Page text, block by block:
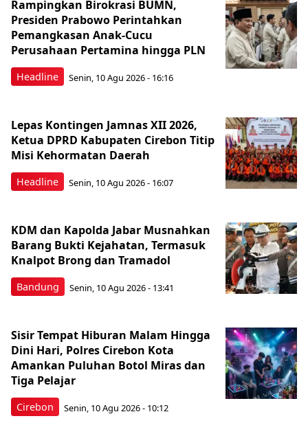
Headline
Rampingkan Birokrasi BUMN,
Presiden Prabowo Perintahkan
Pemangkasan Anak-Cucu
Perusahaan Pertamina hingga PLN
Senin, 10 Agu 2026 - 16:16
Headline
Lepas Kontingen Jamnas XII 2026,
Ketua DPRD Kabupaten Cirebon Titip
Misi Kehormatan Daerah
Senin, 10 Agu 2026 - 16:07
Bandung
KDM dan Kapolda Jabar Musnahkan
Barang Bukti Kejahatan, Termasuk
Knalpot Brong dan Tramadol
Senin, 10 Agu 2026 - 13:41
Cirebon
Sisir Tempat Hiburan Malam Hingga
Dini Hari, Polres Cirebon Kota
Amankan Puluhan Botol Miras dan
Tiga Pelajar
Senin, 10 Agu 2026 - 10:12